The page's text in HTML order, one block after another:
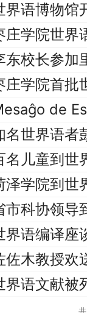
界语博物馆
庄学院世界
东校长参加
庄学院首批
de
名世界语者
名儿童到世
泽学院到世
市科协领导
界语编译座
佐木教授欢
界语文献被